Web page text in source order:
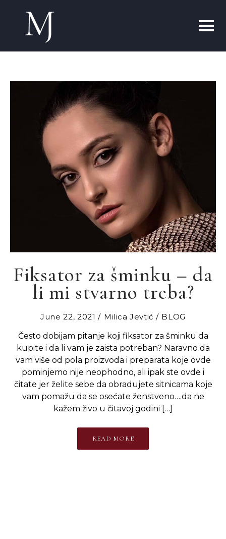
Fiksator za šminku – da
li mi stvarno treba?
June 22, 2021 Milica Jevtić
BLOG
Često dobijam pitanje koji fiksator za šminku da
kupite i da li vam je zaista potreban? Naravno da
vam više od pola proizvoda i preparata koje ovde
pominjemo nije neophodno, ali ipak ste ovde i
čitate jer želite sebe da obradujete sitnicama koje
vam pomažu da se osećate ženstveno….da ne
kažem živo u čitavoj godini […]
READ MORE